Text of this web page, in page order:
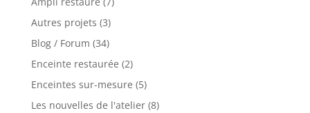
Autres projets (3)
Blog / Forum (34)
Enceinte restaurée (2)
Enceintes sur-mesure (5)
Les nouvelles de l'atelier(8)